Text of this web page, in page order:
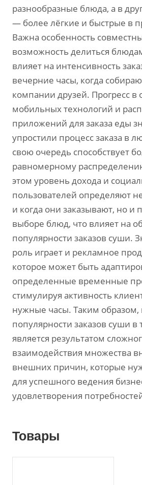
разнообразные блюда, а в
— более лёгкие и быстрые в
Важна особенность
возможность делиться
влияет на интенсивность
вечерние часы, когда
компании друзей. Прогресс в
мобильных технологий и
приложений для заказа еды
упростили процесс заказа в
свою очередь способствует
равномерному
этом уровень дохода и
пользователей определяют
и когда они заказывают, но и
выборе блюд, что влияет на
популярности заказов суши.
роль играет и рекламное
которое может быть
определенные временные
стимулируя активность
нужные часы. Таким
популярности заказов суши в
является результатом
взаимодействия множества
внешних причин, которые
для успешного ведения
удовлетворения
Товары